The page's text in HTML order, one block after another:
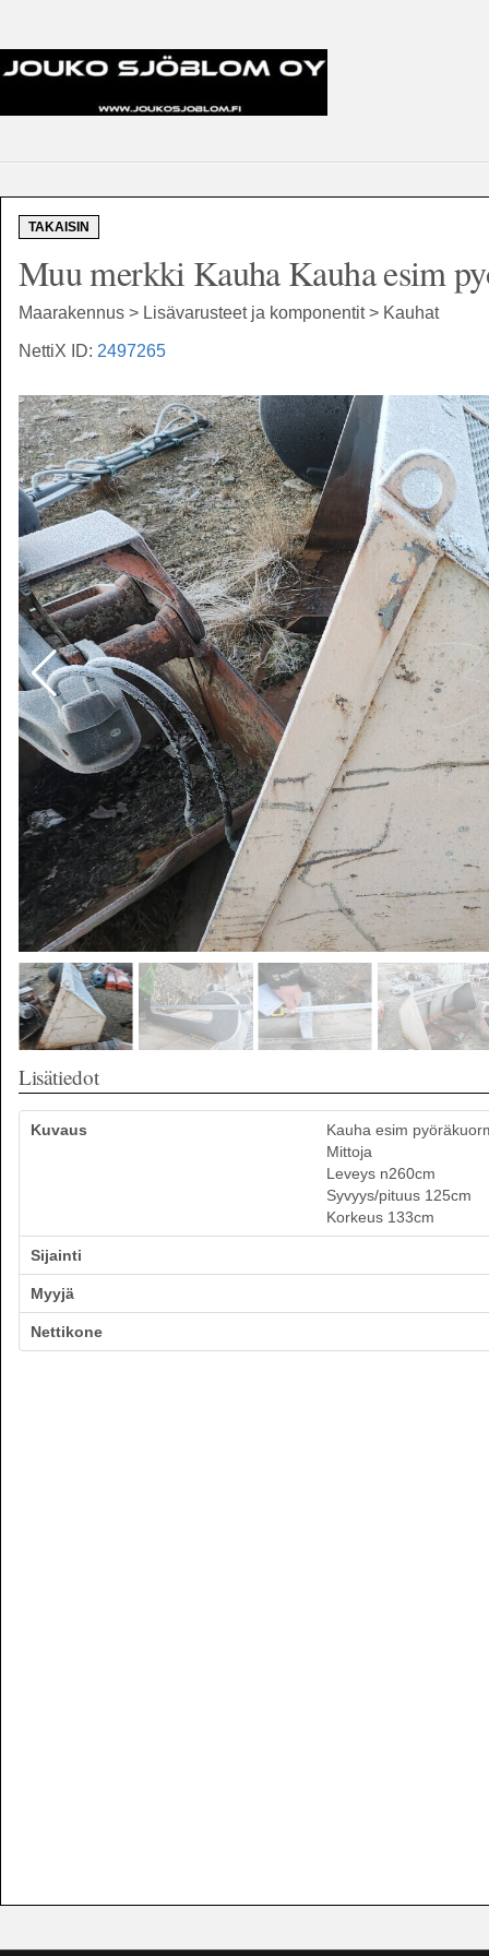
TAKAISIN
Muu merkki Kauha Kauha esim
Maarakennus > Lisävarusteet ja komponentit > Kauhat
NettiX ID: 2497265
Lisätiedot
Kuvaus
Kauha esim
Mittoja
Leveys n260cm
Syvyys/pituus 125cm
Korkeus 133cm
Sijainti
Myyjä
Nettikone